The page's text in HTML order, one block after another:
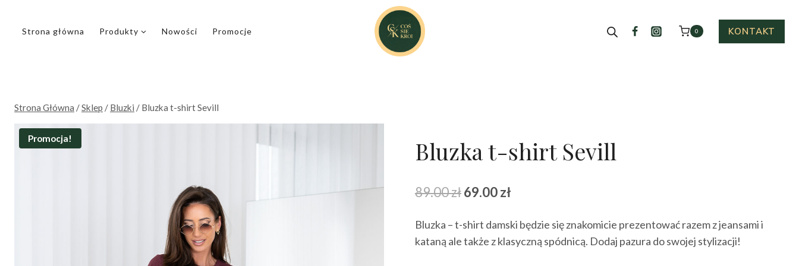
Strona główna Produkty Nowości Promocje 0 KONTAKT
Strona Główna /Sklep / Bluzki / Bluzka t-shirt Sevill
Promocja! Bluzka t-shirt Sevill
89.00złPierwotna
wynosiła:
69.00złAktualna
wynosi:
Bluzka – t-shirt damski będzie się znakomicie prezentować razem z jeansami i
kataną ale także z klasyczną spódnicą. Dodaj pazura do swojej stylizacji!